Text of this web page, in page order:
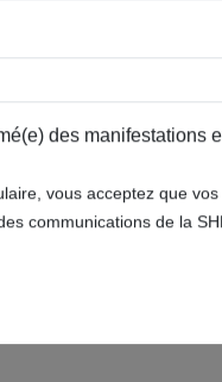
publié en 2015. Ce
dans la rubrique La
des manifestations
vous acceptez que
communications de la